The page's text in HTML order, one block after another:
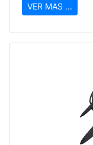
VER MAS ...